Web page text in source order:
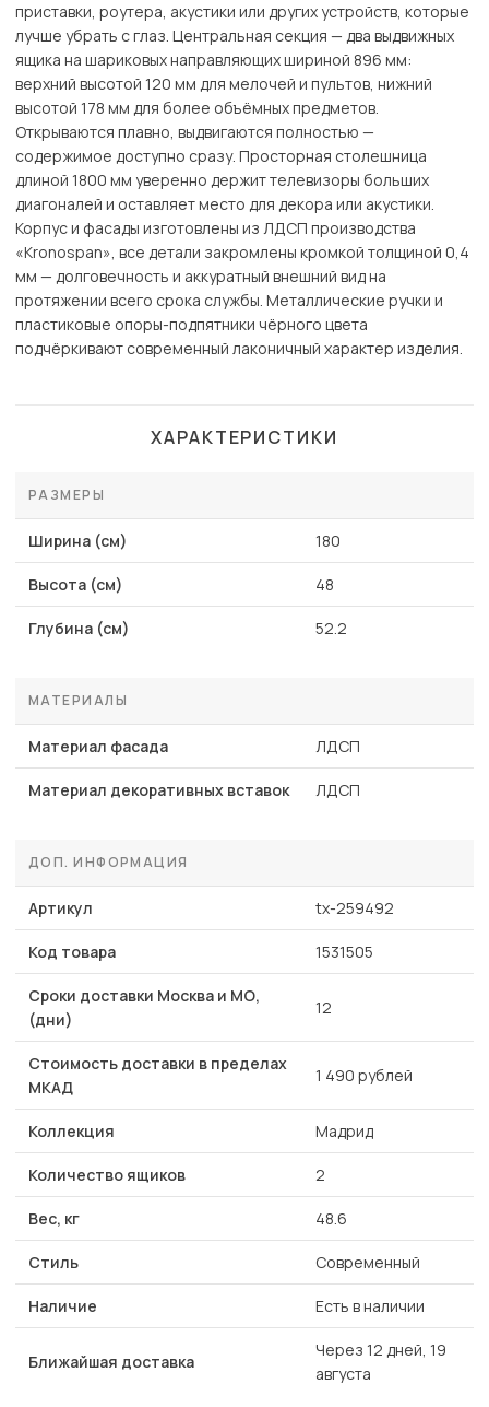
приставки, роутера, акустики или других устройств, которые
лучше убрать с глаз. Центральная секция — два выдвижных
ящика на шариковых направляющих шириной 896 мм:
верхний высотой 120 мм для мелочей и пультов, нижний
высотой 178 мм для более объёмных предметов.
Открываются плавно, выдвигаются полностью —
содержимое доступно сразу. Просторная столешница
длиной 1800 мм уверенно держит телевизоры больших
диагоналей и оставляет место для декора или акустики.
Корпус и фасады изготовлены из ЛДСП производства
«Kronospan», все детали закромлены кромкой толщиной 0,4
мм — долговечность и аккуратный внешний вид на
протяжении всего срока службы. Металлические ручки и
пластиковые опоры-подпятники чёрного цвета
подчёркивают современный лаконичный характер изделия.
ХАРАКТЕРИСТИКИ
РАЗМЕРЫ
Ширина (см) 180
Высота (см) 48
Глубина (см) 52.2
МАТЕРИАЛЫ
Материал фасада ЛДСП
Материал декоративных вставок ЛДСП
ДОП. ИНФОРМАЦИЯ
Артикул tx-259492
Код товара 1531505
Сроки доставки Москва и МО,
(дни)
12
Стоимость доставки в пределах
МКАД
1 490 рублей
Коллекция Мадрид
Количество ящиков 2
Вес, кг 48.6
Стиль Современный
Наличие Есть в наличии
Ближайшая доставка
Через 12 дней, 19
августа